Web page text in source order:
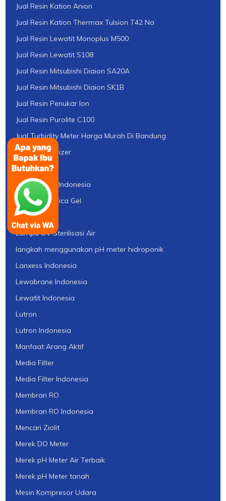
Jual Resin Kation Anion
Jual Resin Kation Thermax Tulsion T42 Na
Jual Resin Lewatit Monoplus M500
Jual Resin Lewatit S108
Jual Resin Mitsubishi Diaion SA20A
Jual Resin Mitsubishi Diaion SK1B
Jual Resin Penukar Ion
Jual Resin Purolite C100
Jual Turbidity Meter Harga Murah Di Bandung
Jual UV Sterilizer
Karbon Aktif
Karbon Aktif Indonesia
Kegunaan Silica Gel
Lampu UV
Lampu UV Sterilisasi Air
langkah menggunakan pH meter hidroponik
Lanxess Indonesia
Lewabrane Indonesia
Lewatit Indonesia
Lutron
Lutron Indonesia
Manfaat Arang Aktif
Media Filter
Media Filter Indonesia
Membran RO
Membran RO Indonesia
Mencari Ziolit
Merek DO Meter
Merek pH Meter Air Terbaik
Merek pH Meter tanah
Mesin Kompresor Udara